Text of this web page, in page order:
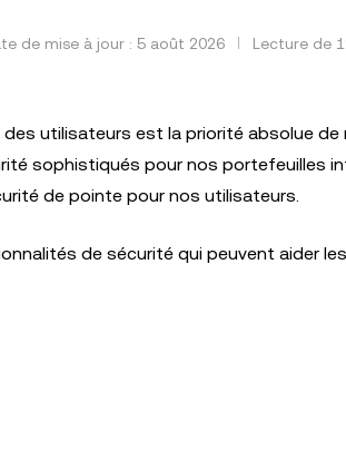
de mise à jour : 5 août 2026 Lecture de
utilisateurs est la priorité absolue de
sophistiqués pour nos portefeuilles
de pointe pour nos utilisateurs.
de sécurité qui peuvent aider